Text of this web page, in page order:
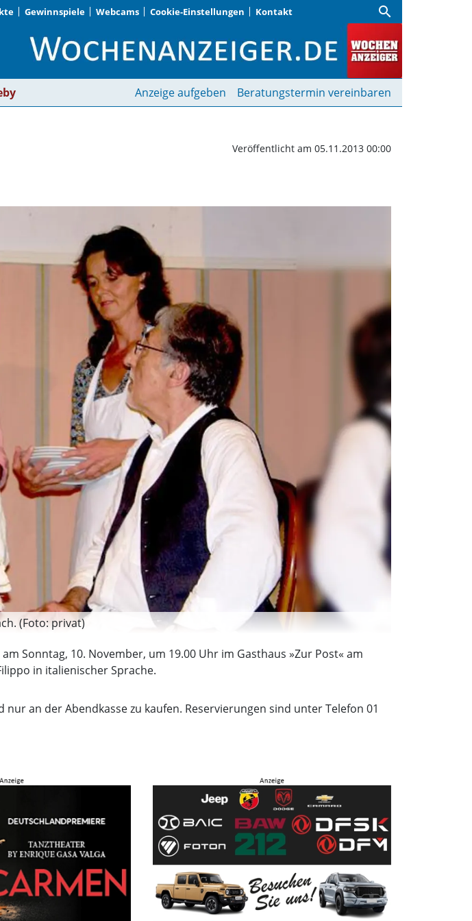
Gewinnspiele Webcams Cookie-Einstellungen Kontakt search
auf italienisch | Wochenanzeiger
Anzeige aufgeben Beratungstermin vereinbaren
Veröffentlicht am 05.11.2013 00:00
(Foto: privat)
Sonntag, 10. November, um 19.00 Uhr im Gasthaus »Zur Post« am
in italienischer Sprache.
an der Abendkasse zu kaufen. Reservierungen sind unter Telefon 01